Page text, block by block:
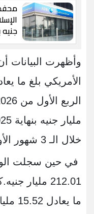
جنيه
وأظهرت البيانات
خلال الـ 3 شهور الأولى من العام الجاري.
في حين سجلت
212.01 مليار
ما